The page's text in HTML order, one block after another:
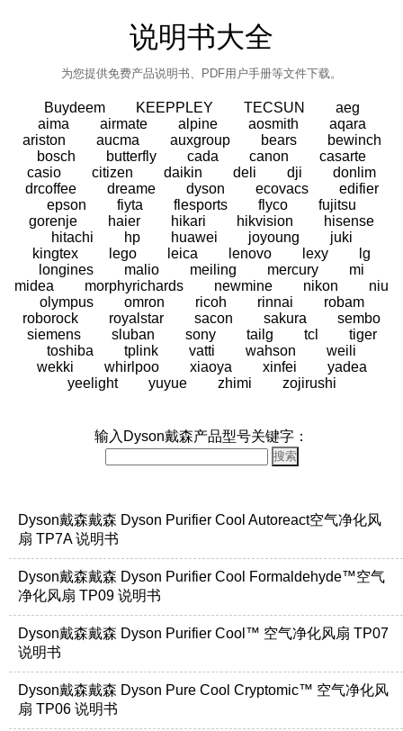
说明书大全
为您提供免费产品说明书、PDF用户手册等文件下载。
Buydeem KEEPPLEY TECSUN
aeg
aima
airmate alpine aosmith
aqara
ariston
aucma auxgroup bears
bewinch
bosch
butterfly cada canon
casarte
casio
citizen daikin deli dji
donlim
drcoffee
dreame dyson ecovacs
edifier
epson
fiyta flesports flyco
fujitsu
gorenje
haier hikari hikvision
hisense
hitachi
hp huawei joyoung
juki
kingtex
lego leica lenovo lexy
lg
longines
malio meiling mercury
mi
midea
morphyrichards newmine nikon
niu
olympus
omron ricoh rinnai
robam
roborock
royalstar sacon sakura
sembo
siemens
sluban sony tailg tcl
tiger
toshiba
tplink vatti wahson
weili
wekki
whirlpoo xiaoya xinfei
yadea
yeelight
yuyue zhimi zojirushi
输入Dyson戴森产品型号关键字：
Dyson戴森戴森 Dyson Purifier Cool Autoreact空气净化风
扇 TP7A 说明书
Dyson戴森戴森 Dyson Purifier Cool Formaldehyde™空气
净化风扇 TP09 说明书
Dyson戴森戴森 Dyson Purifier Cool™ 空气净化风扇 TP07
说明书
Dyson戴森戴森 Dyson Pure Cool Cryptomic™ 空气净化风
扇 TP06 说明书